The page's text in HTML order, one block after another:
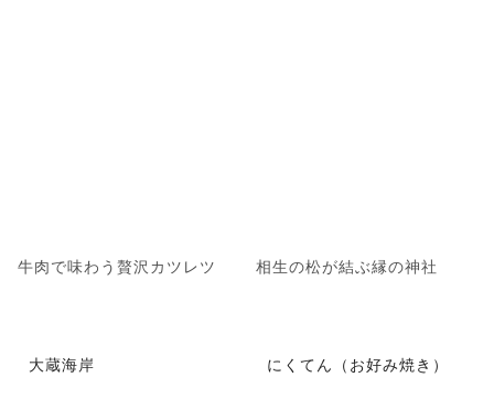
牛肉で味わう贅沢カツレツ 相生の松が結ぶ縁の神社
大蔵海岸 にくてん（お好み焼き）